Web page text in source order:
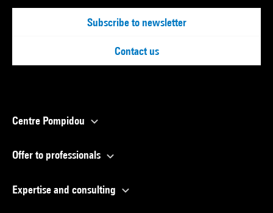
Subscribe to newsletter
Contact us
Centre Pompidou
Offer to professionals
Expertise and consulting